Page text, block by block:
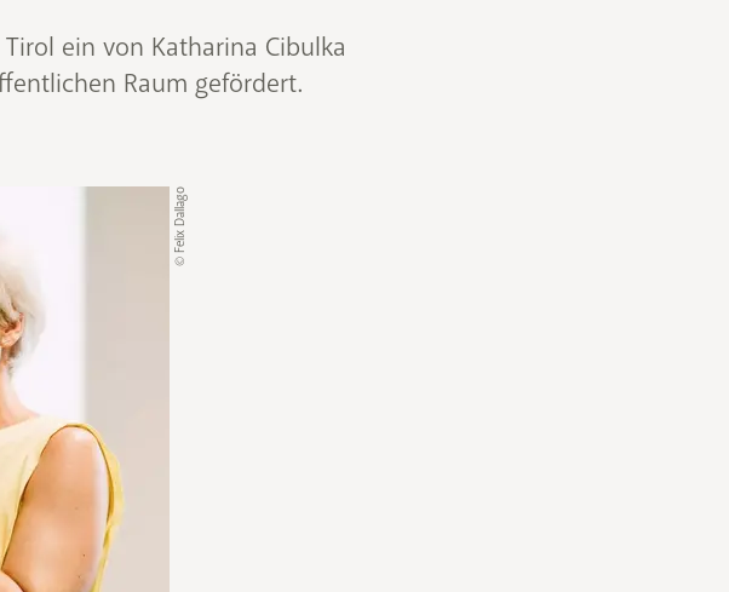
ein von Katharina Cibulka
Raum gefördert.
© Felix Dallago